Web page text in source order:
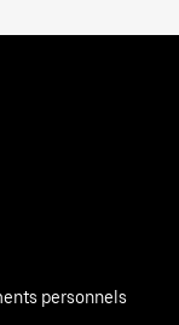
personnels